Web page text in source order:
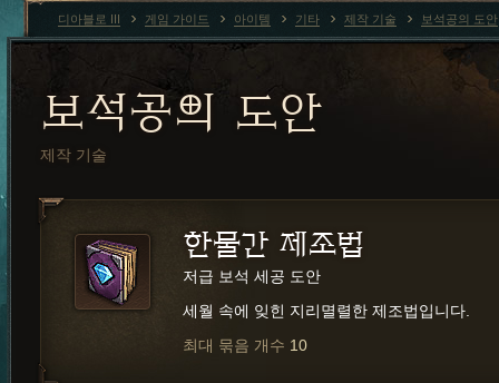
보석공의 도안
제작 기술
한물간 제조법
저급 보석 세공 도안
세월 속에 잊힌 지리멸렬한 제조법입니다.
최대 묶음 개수 10
디아블로 III 게임 가이드 아이템 기타 제작 기술 보석공의 도안